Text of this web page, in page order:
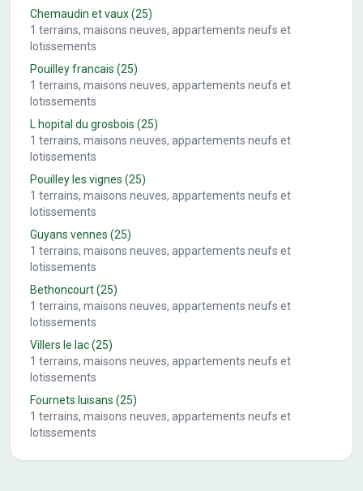
Chemaudin et vaux(25)
1 terrains, maisons neuves, appartements neufs et
lotissements
Pouilley francais (25)
1 terrains, maisons neuves, appartements neufs et
lotissements
L hopital du grosbois (25)
1 terrains, maisons neuves, appartements neufs et
lotissements
Pouilley les vignes (25)
1 terrains, maisons neuves, appartements neufs et
lotissements
Guyans vennes (25)
1 terrains, maisons neuves, appartements neufs et
lotissements
Bethoncourt(25)
1 terrains, maisons neuves, appartements neufs et
lotissements
Villers le lac(25)
1 terrains, maisons neuves, appartements neufs et
lotissements
Fournets luisans (25)
1 terrains, maisons neuves, appartements neufs et
lotissements